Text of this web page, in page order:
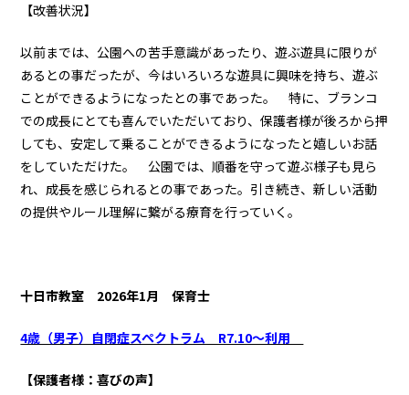
【改善状況】
以前までは、公園への苦手意識があったり、遊ぶ遊具に限りが
あるとの事だったが、今はいろいろな遊具に興味を持ち、遊ぶ
ことができるようになったとの事であった。 特に、ブランコ
での成長にとても喜んでいただいており、保護者様が後ろから押
しても、安定して乗ることができるようになったと嬉しいお話
をしていただけた。 公園では、順番を守って遊ぶ様子も見ら
れ、成長を感じられるとの事であった。引き続き、新しい活動
の提供やルール理解に繋がる療育を行っていく。
十日市教室 2026年1月 保育士
4歳（男子）自閉症スペクトラム R7.10～利用
【保護者様：喜びの声】